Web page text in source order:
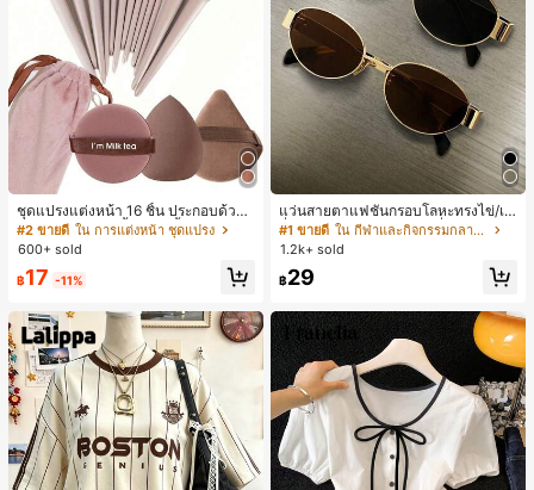
ชุดแปรงแต่งหน้า 16 ชิ้น ประกอบด้วยแ
ปรงแต่งหน้า 13 ชิ้น, ฟองน้ำแต่งหน้ารู
ปหยดน้ำ 1 ชิ้น, แปรงแป้งรองพื้นกลม 1
1 ชิ้น - ชุดคลาสสิก ทำจากขนสังเคราะ
หญิงและเด็กผู้หญิง เหมาะสำหรับฤดูใบ
ไม้ร่วงและฤดูหนาว
#2 ขายดี ใน การแต่งหน้า ชุดแปรง
600+ sold
฿17 -11%
แว่นสายตาแฟชั่นกรอบโลหะทรงไข่/เห
ลี่ยมสำหรับผู้หญิง (กรอบครึ่ง), เหมาะ
สำหรับใส่ในชีวิตประจำวันและกิจกรรม
#1 ขายดี
ใน กีฬาและกิจกรรมกลางแจ้ง
1.2k+ sold
฿29